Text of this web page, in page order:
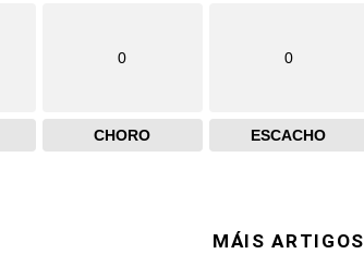
0
CHORO
0
ESCACHO
MÁIS ARTIGOS